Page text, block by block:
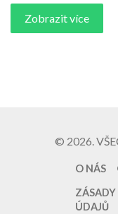
Zobrazit více
© 2026.
O NÁS
ÚDAJŮ